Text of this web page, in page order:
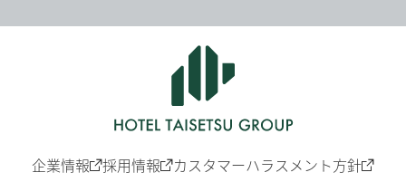
企業情報 採用情報 カスタマーハラスメント方針